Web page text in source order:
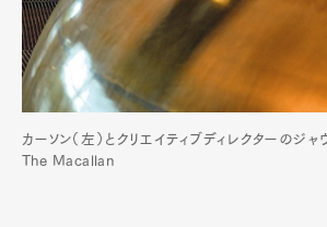
カーソン（左）とクリエイティブディレクターのジャ
The Macallan